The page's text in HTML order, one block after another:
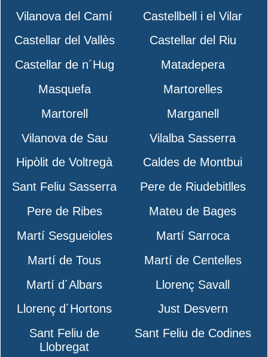
Vilanova del Camí
Castellbell i el Vilar
Castellar del Vallès
Castellar del Riu
Castellar de n´Hug
Matadepera
Masquefa
Martorelles
Martorell
Marganell
Vilanova de Sau
Vilalba Sasserra
Hipòlit de Voltregà
Caldes de Montbui
Sant Feliu Sasserra
Pere de Riudebitlles
Pere de Ribes
Mateu de Bages
Martí Sesgueioles
Martí Sarroca
Martí de Tous
Martí de Centelles
Martí d´Albars
Llorenç Savall
Llorenç d´Hortons
Just Desvern
Sant Feliu de
Llobregat
Sant Feliu de Codines